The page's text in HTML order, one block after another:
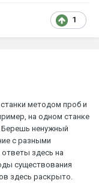
1
методом проб и
на одном станке
Берешь ненужный
с разными
здесь на
существования
здесь раскрыто.